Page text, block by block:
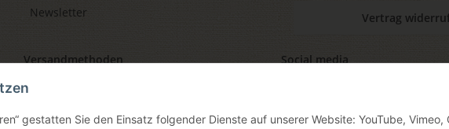
gestatten Sie den Einsatz folgender Dienste auf unserer Website: YouTube, Vimeo,
Newsletter
Vertrag
Versandmethoden Social media